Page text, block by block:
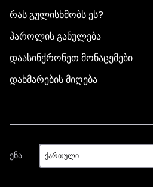
რას გულისხმობს ეს?
პაროლის განულება
დაასინქრონეთ მონაცემები
დახმარების მიღება
ენა
ენა